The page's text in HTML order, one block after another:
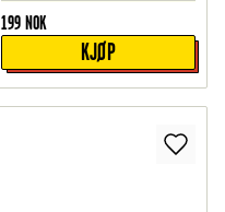
199 NOK
KJØP